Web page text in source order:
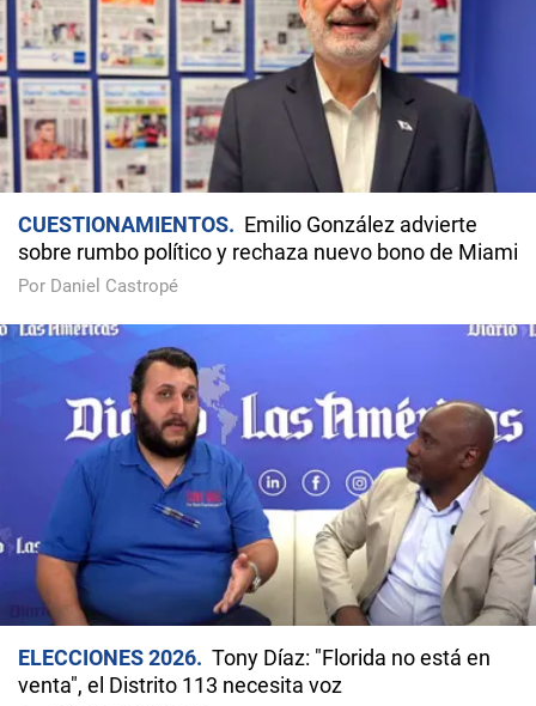
CUESTIONAMIENTOS
Emilio González advierte
sobre rumbo político y rechaza nuevo bono de Miami
Por Daniel Castropé
ELECCIONES 2026
Tony Díaz: "Florida no está en
venta", el Distrito 113 necesita voz